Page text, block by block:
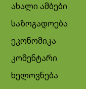
ახალი ამბები
საზოგადოება
ეკონომიკა
კომენტარი
ხელოვნება